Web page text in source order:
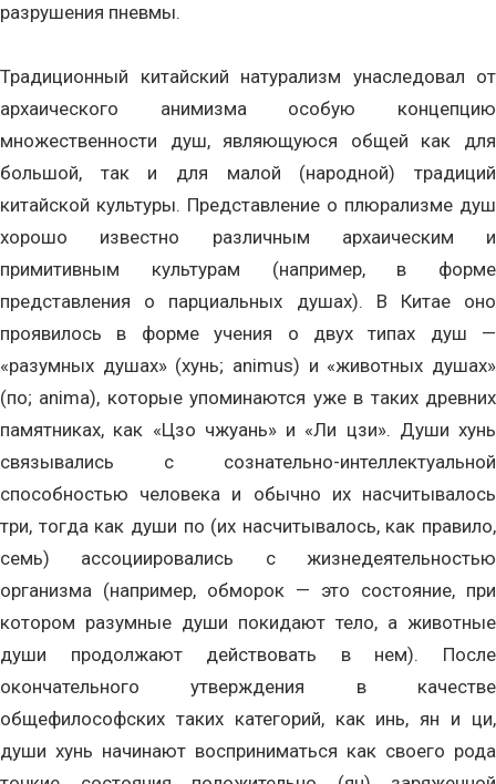
разрушения пневмы.
Традиционный китайский натурализм унаследовал от
архаического анимизма особую концепцию
множественности душ, являющуюся общей как для
большой, так и для малой (народной) традиций
китайской культуры. Представление о плюрализме душ
хорошо известно различным архаическим и
примитивным культурам (например, в форме
представления о парциальных душах). В Китае оно
проявилось в форме учения о двух типах душ —
«разумных душах» (хунь; animus) и «животных душах»
(по; anima), которые упоминаются уже в таких древних
памятниках, как «Цзо чжуань» и «Ли цзи». Души хунь
связывались с сознательно-интеллектуальной
способностью человека и обычно их насчитывалось
три, тогда как души по (их насчитывалось, как правило,
семь) ассоциировались с жизнедеятельностью
организма (например, обморок — это состояние, при
котором разумные души покидают тело, а животные
души продолжают действовать в нем). После
окончательного утверждения в качестве
общефилософских таких категорий, как инь, ян и ци,
души хунь начинают восприниматься как своего рода